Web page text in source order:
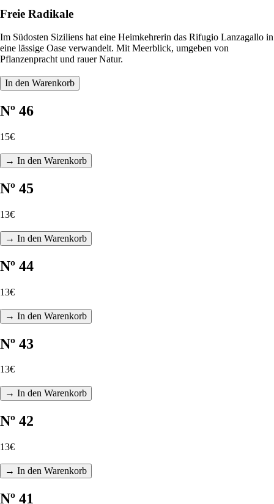
Freie Radikale
Im Südosten Siziliens hat eine Heimkehrerin das Rifugio Lanzagallo in
eine lässige Oase verwandelt. Mit Meerblick, umgeben von
Pflanzenpracht und rauer Natur.
In den Warenkorb
Nº 46
15€
→ In den Warenkorb
Nº 45
13€
→ In den Warenkorb
Nº 44
13€
→ In den Warenkorb
Nº 43
13€
→ In den Warenkorb
Nº 42
13€
→ In den Warenkorb
Nº 41